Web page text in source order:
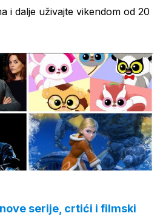
i dalje uživajte vikendom od 20
serije, crtići i filmski